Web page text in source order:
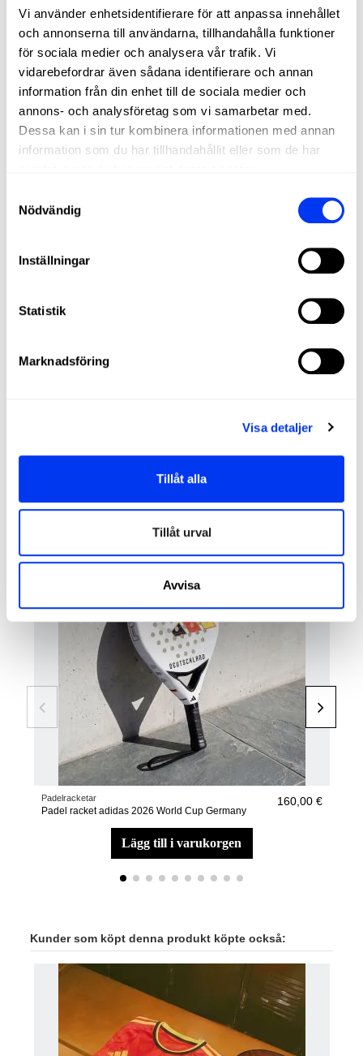
Vi använder enhetsidentifierare för att anpassa innehållet
och annonserna till användarna, tillhandahålla funktioner
för sociala medier och analysera vår trafik. Vi
vidarebefordrar även sådana identifierare och annan
information från din enhet till de sociala medier och
annons- och analysföretag som vi samarbetar med.
Dessa kan i sin tur kombinera informationen med annan
information som du har tillhandahållit eller som de har
Nödvändig
Inställningar
Statistik
Marknadsföring
Visa detaljer
Tillåt alla
Tillåt urval
Avvisa
FIBERGLASS
Soft touch, greater comfort, and excellent ball output on all
shots
DETAILS
Level: Advanced
Balance:
Thickness:
Structural Reinforcement
REVIEWS
Kunder som köpt denna produkt köpte också:
Padelracketar
Padel racket adidas 2026 World Cup Germany
160,00 €
lägg till i varukorgen
Kunder som köpt denna produkt köpte också: